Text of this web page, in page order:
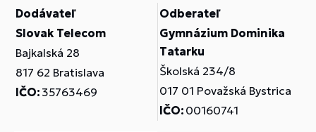
Dodávateľ
Slovak Telecom
Bajkalská 28
817 62 Bratislava
IČO: 35763469
Odberateľ
Gymnázium Dominika
Tatarku
Školská 234/8
017 01 Považská Bystrica
IČO: 00160741